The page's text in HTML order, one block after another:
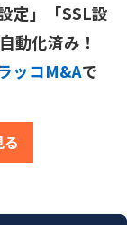
定」「SSL設
動化済み！
ッコM&Aで